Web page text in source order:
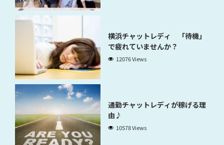
横浜チャットレディ 「待機」
で疲れていませんか？
12076 Views
通勤チャットレディが稼げる理
由♪
10578 Views